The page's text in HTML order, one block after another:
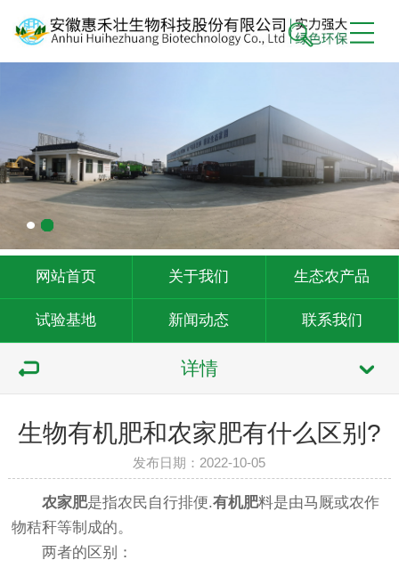
网站首页 关于我们 生态农产品
试验基地 新闻动态 联系我们
详情
生物有机肥和农家肥有什么区别?
发布日期：2022-10-05
农家肥是指农民自行排便.有机肥料是由马厩或农作
物秸秆等制成的。
两者的区别：